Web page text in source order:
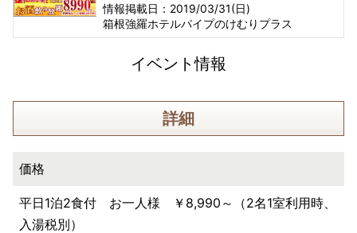
情報掲載日：2019/03/31(日)
箱根強羅ホテルパイプのけむりプラス
イベント情報
詳細
価格
平日1泊2食付 お一人様 ￥8,990～（2名1室利用時、
入湯税別）